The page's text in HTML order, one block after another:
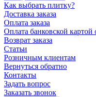
Как выбрать плитку?
Доставка заказа
Оплата заказа
Оплата банковской картой
Возврат заказа
Статьи
Розничным клиентам
Вернуться обратно
Контакты
Задать вопрос
Заказать звонок